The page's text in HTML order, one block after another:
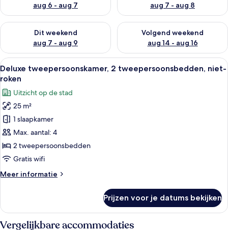
aug 6 - aug 7
aug 7 - aug 8
Dit weekend
aug 7 - aug 9
De beschikbaarheid controleren voor dit weekend aug 7 -
Volgend weekend
aug 14 - aug 16
De beschikbaarheid
Alle
foto's
voor
Deluxe
tweepersoonskamer,
2
tweepersoonsbedden,
niet-
roken
Een hotelkamer met twee bedden,
18
Deluxe tweepersoonskamer, 2 tweepersoonsbedden, niet-
roken
Uitzicht op de stad
25 m²
1 slaapkamer
Max. aantal: 4
2 tweepersoonsbedden
Gratis wifi
Meer informatie
Meer
tweepersoonskamer,
2
Prijzen voor je datums bekijken
Vergelijkbare accommodaties